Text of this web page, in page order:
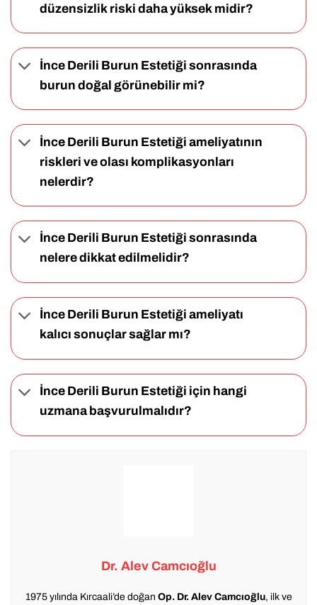
düzensizlik riski daha yüksek midir?
İnce Derili Burun Estetiği sonrasında
burun doğal görünebilir mi?
İnce Derili Burun Estetiği ameliyatının
riskleri ve olası komplikasyonları
nelerdir?
İnce Derili Burun Estetiği sonrasında
nelere dikkat edilmelidir?
İnce Derili Burun Estetiği ameliyatı
kalıcı sonuçlar sağlar mı?
İnce Derili Burun Estetiği için hangi
uzmana başvurulmalıdır?
Dr. Alev Camcıoğlu
1975 yılında Kırcaali’de doğan Op. Dr. Alev Camcıoğlu, ilk ve